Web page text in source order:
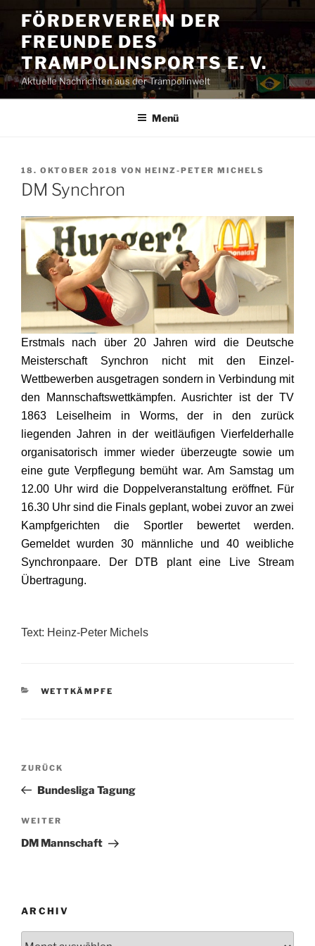
Inhalt
springen
FÖRDERVEREIN DER
FREUNDE DES
TRAMPOLINSPORTS E. V.
Aktuelle Nachrichten aus der Trampolinwelt
Menü
VERÖFFENTLICHT
AM
18. OKTOBER 2018 VON HEINZ-PETER MICHELS
DM Synchron
Erstmals nach über 20 Jahren wird die Deutsche
Meisterschaft Synchron nicht mit den Einzel-
Wettbewerben ausgetragen sondern in Verbindung mit
den Mannschaftswettkämpfen. Ausrichter ist der TV
1863 Leiselheim in Worms, der in den zurück
liegenden Jahren in der weitläufigen Vierfelderhalle
organisatorisch immer wieder überzeugte sowie um
eine gute Verpflegung bemüht war. Am Samstag um
12.00 Uhr wird die Doppelveranstaltung eröffnet. Für
16.30 Uhr sind die Finals geplant, wobei zuvor an zwei
Kampfgerichten die Sportler bewertet werden.
Gemeldet wurden 30 männliche und 40 weibliche
Synchronpaare. Der DTB plant eine Live Stream
Übertragung.
Text: Heinz-Peter Michels
KATEGORIEN
WETTKÄMPFE
Beitragsnavigation
Vorheriger
Beitrag
ZURÜCK
Bundesliga Tagung
Nächster
Beitrag
WEITER
DM Mannschaft
ARCHIV